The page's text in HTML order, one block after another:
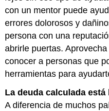
con un mentor puede
errores dolorosos y
persona con una
abrirle puertas.
conocer a personas que
herramientas para
La deuda calculada
A diferencia de muchos